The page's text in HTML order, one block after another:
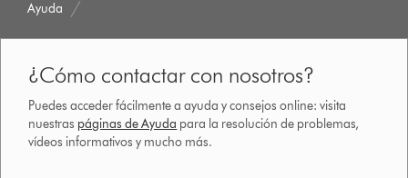
Ayuda
¿Cómo contactar con nosotros?
Puedes acceder fácilmente a ayuda y consejos online: visita
nuestras páginas de Ayuda para la resolución de problemas,
vídeos informativos y mucho más.